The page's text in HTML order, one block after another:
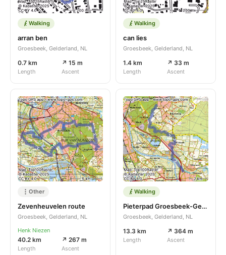
Walking
arran ben
Groesbeek, Gelderland, NL
0.7 km
Length
↗ 15 m
Ascent
Walking
can lies
Groesbeek, Gelderland, NL
1.4 km
Length
↗ 33 m
Ascent
Other
Zevenheuvelen route
Groesbeek, Gelderland, NL
Henk Niezen
40.2 km
Length
↗ 267 m
Ascent
Walking
Pieterpad Groesbeek-Gennep
Groesbeek, Gelderland, NL
13.3 km
Length
↗ 364 m
Ascent